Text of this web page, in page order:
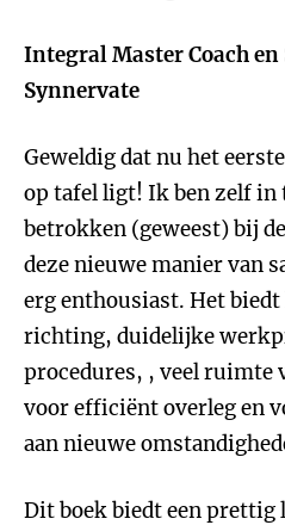
Integral Master Coach
Synnervate
Geweldig dat nu het
op tafel ligt! Ik ben zelf in
betrokken (geweest) bij
deze nieuwe manier van
erg enthousiast. Het
richting, duidelijke
procedures, , veel
voor efficiënt overleg en
aan nieuwe
Dit boek biedt een prettig